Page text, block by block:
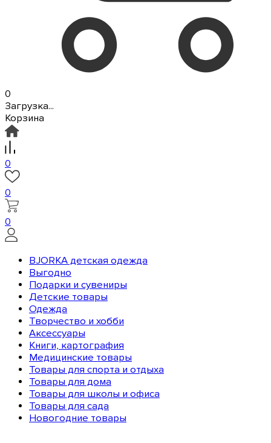
0
Загрузка...
Корзина
0
0
0
BJORKA детская одежда
Выгодно
Подарки и сувениры
Детские товары
Одежда
Творчество и хобби
Аксессуары
Книги, картография
Медицинские товары
Товары для спорта и отдыха
Товары для дома
Товары для школы и офиса
Товары для сада
Новогодние товары